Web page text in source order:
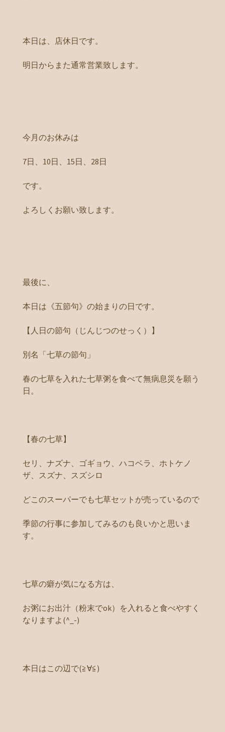
本日は、店休日です。
明日からまた通常営業致します。
今月のお休みは
7日、10日、15日、28日
です。
よろしくお願い致します。
最後に、
本日は《五節句》の始まりの日です。
【人日の節句（じんじつのせっく）】
別名「七草の節句」
春の七草を入れた七草粥を食べて無病息災を願う
日。
【春の七草】
セリ、ナズナ、ゴギョウ、ハコベラ、ホトケノ
ザ、スズナ、スズシロ
どこのスーパーでも七草セットが売っているので
季節の行事に参加してみるのも良いかと思いま
す。
七草の癖が気になる方は、
お粥にお出汁（粉末でok）を入れると食べやすく
なりますよ(^_-)
本日はこの辺で(≧∀≦)